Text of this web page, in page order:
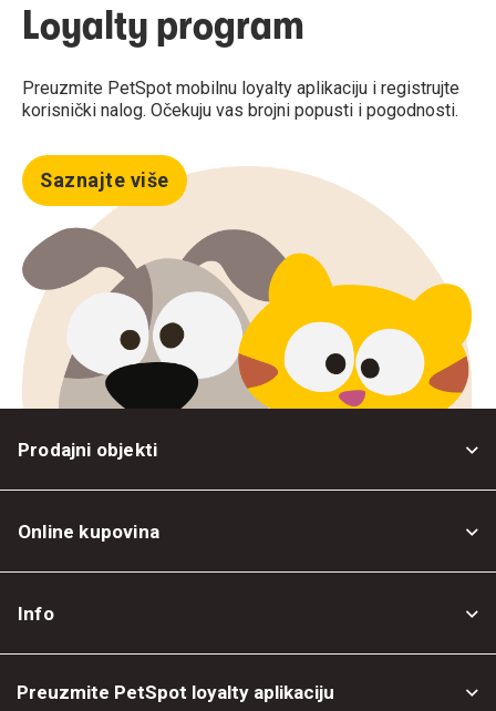
Loyalty program
Preuzmite PetSpot mobilnu loyalty aplikaciju i registrujte
korisnički nalog. Očekuju vas brojni popusti i pogodnosti.
Saznajte više
Prodajni objekti
Online kupovina
Info
Preuzmite PetSpot loyalty aplikaciju